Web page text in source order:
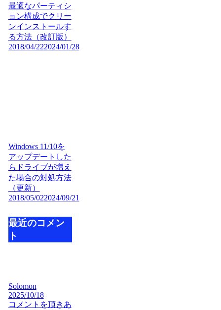
最適なパーティシ
ョン構成でクリー
ンインストールす
る方法（改訂版）
2018/04/222024/01/28
Windows 11/10を
アップデートした
らドライブが増え
た場合の対処方法
（更新）
2018/05/022024/09/21
最近のコメン
ト
Solomon
2025/10/18
コメントを頂きあ